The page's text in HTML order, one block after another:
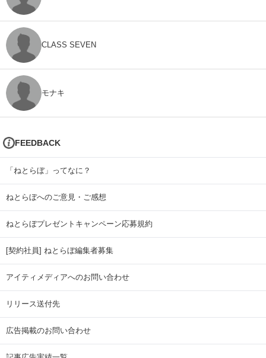
CLASS SEVEN
モナキ
FEEDBACK
「ねとらぼ」ってなに？
ねとらぼへのご意見・ご感想
ねとらぼプレゼントキャンペーン応募規約
[契約社員] ねとらぼ編集者募集
アイティメディアへのお問い合わせ
リリース送付先
広告掲載のお問い合わせ